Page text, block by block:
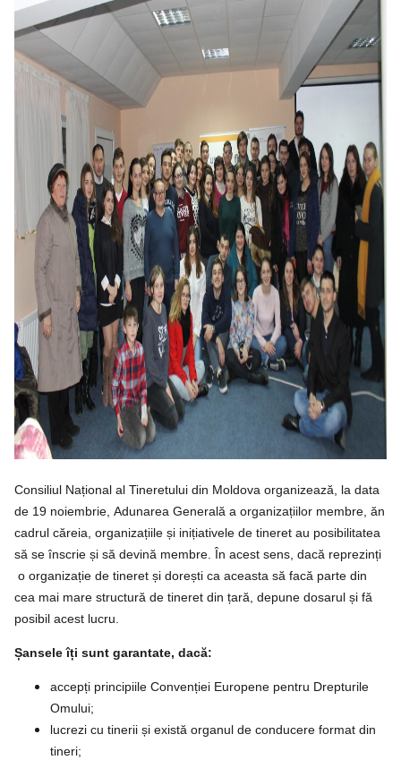
Consiliul Național al Tineretului din Moldova organizează, la data
de 19 noiembrie, Adunarea Generală a organizațiilor membre, ăn
cadrul căreia, organizațiile și inițiativele de tineret au posibilitatea
să se înscrie și să devină membre. În acest sens, dacă reprezinți
o organizație de tineret și dorești ca aceasta să facă parte din
cea mai mare structură de tineret din țară, depune dosarul și fă
posibil acest lucru.
Șansele îți sunt garantate, dacă:
accepți principiile Convenției Europene pentru Drepturile
Omului;
lucrezi cu tinerii și există organul de conducere format din
tineri;